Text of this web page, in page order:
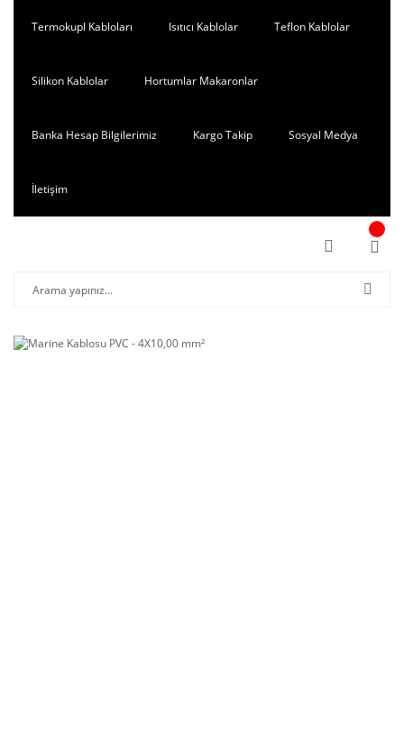
Termokupl Kabloları Isıtıcı Kablolar Teflon Kablolar
Silikon Kablolar Hortumlar Makaronlar
Banka Hesap Bilgilerimiz Kargo Takip Sosyal Medya
İletişim